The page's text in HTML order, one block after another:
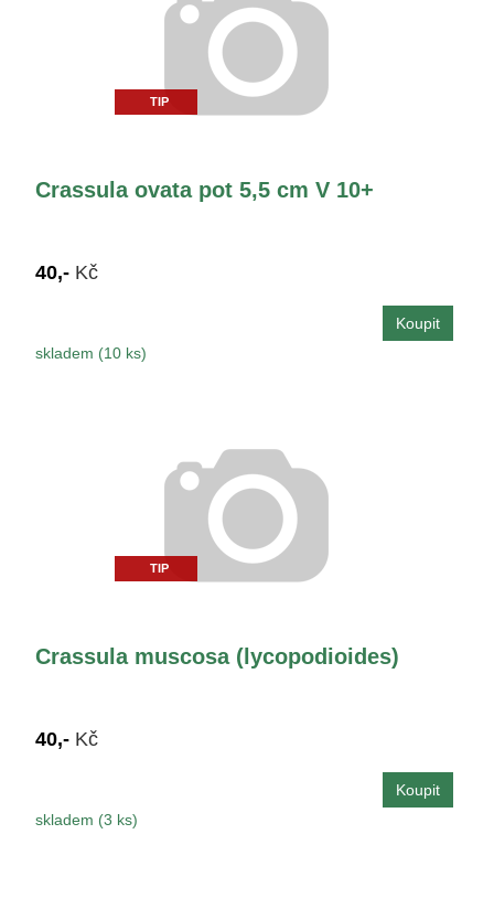
TIP
Crassula ovata pot 5,5 cm V 10+
40,- Kč
skladem (10 ks)
TIP
Crassula muscosa (lycopodioides)
40,- Kč
skladem (3 ks)